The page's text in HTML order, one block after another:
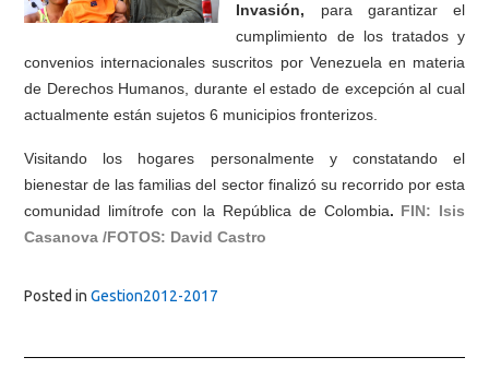
Invasión, para garantizar el
cumplimiento de los tratados y
convenios internacionales suscritos por Venezuela en materia
de Derechos Humanos, durante el estado de excepción al cual
actualmente están sujetos 6 municipios fronterizos.
Visitando los hogares personalmente y constatando el
bienestar de las familias del sector finalizó su recorrido por esta
comunidad limítrofe con la República de Colombia. FIN: Isis
Casanova /FOTOS: David Castro
Posted in Gestion2012-2017